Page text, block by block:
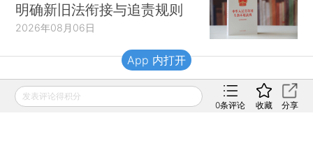
明确新旧法衔接与追责规则
2026年08月06日
财新移动
发表评论得积分
0条评论 收藏 分享
App 内打开